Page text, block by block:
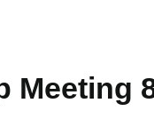
Meeting